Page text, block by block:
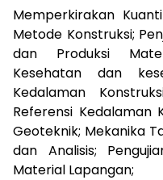
Memperkirakan
Metode Konstruksi;
dan Produksi
Kesehatan dan
Kedalaman
Referensi Kedalaman
Geoteknik; Mekanika
dan Analisis;
Material Lapangan;